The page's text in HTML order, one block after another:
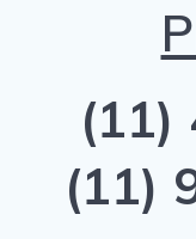
(11)
(11)